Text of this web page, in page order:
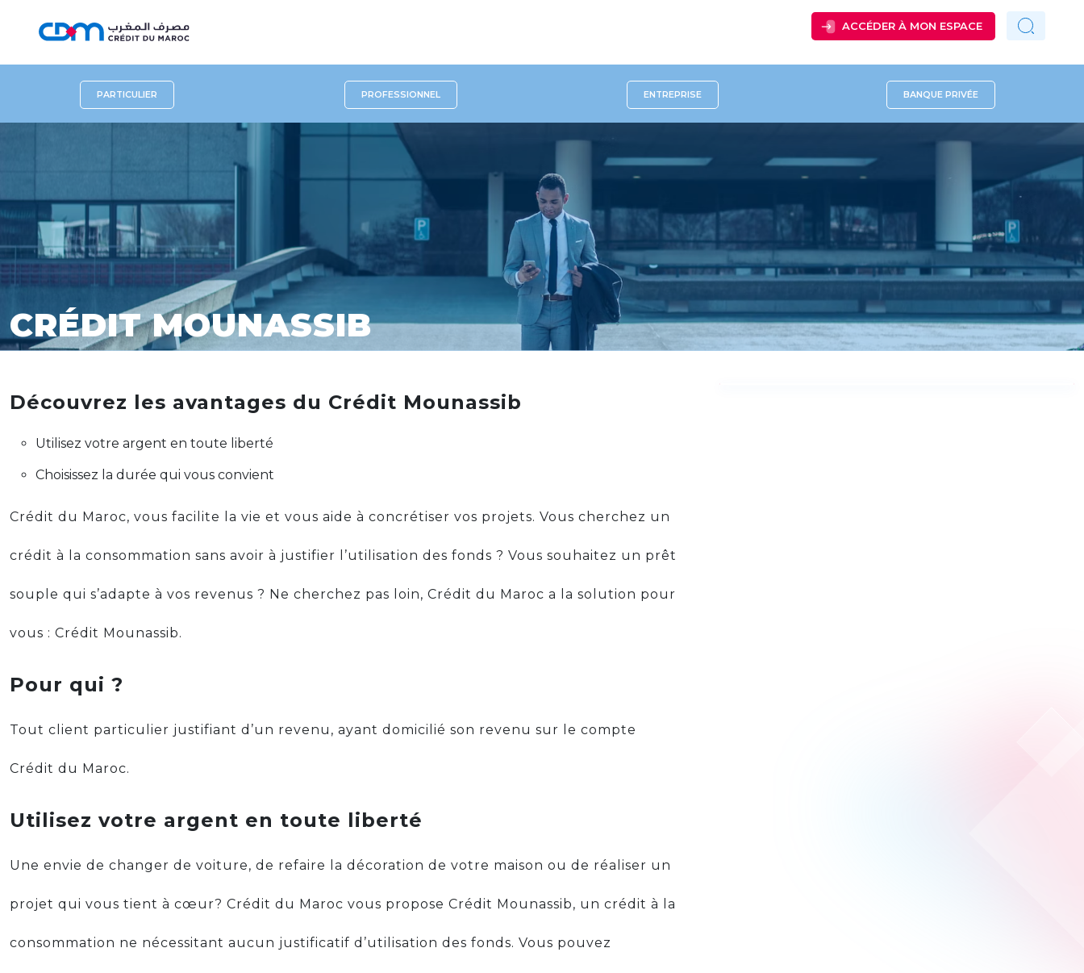
ACCÉDER À MON ESPACE
PARTICULIER PROFESSIONNEL ENTREPRISE BANQUE PRIVÉE
CRÉDIT MOUNASSIB
Découvrez les avantages du Crédit Mounassib
Utilisez votre argent en toute liberté
Choisissez la durée qui vous convient
Crédit du Maroc, vous facilite la vie et vous aide à concrétiser vos projets. Vous cherchez un
crédit à la consommation sans avoir à justifier l’utilisation des fonds ? Vous souhaitez un prêt
souple qui s’adapte à vos revenus ? Ne cherchez pas loin, Crédit du Maroc a la solution pour
vous : Crédit Mounassib.
Pour qui ?
Tout client particulier justifiant d’un revenu, ayant domicilié son revenu sur le compte
Crédit du Maroc.
Utilisez votre argent en toute liberté
Une envie de changer de voiture, de refaire la décoration de votre maison ou de réaliser un
projet qui vous tient à cœur? Crédit du Maroc vous propose Crédit Mounassib, un crédit à la
consommation ne nécessitant aucun justificatif d’utilisation des fonds. Vous pouvez